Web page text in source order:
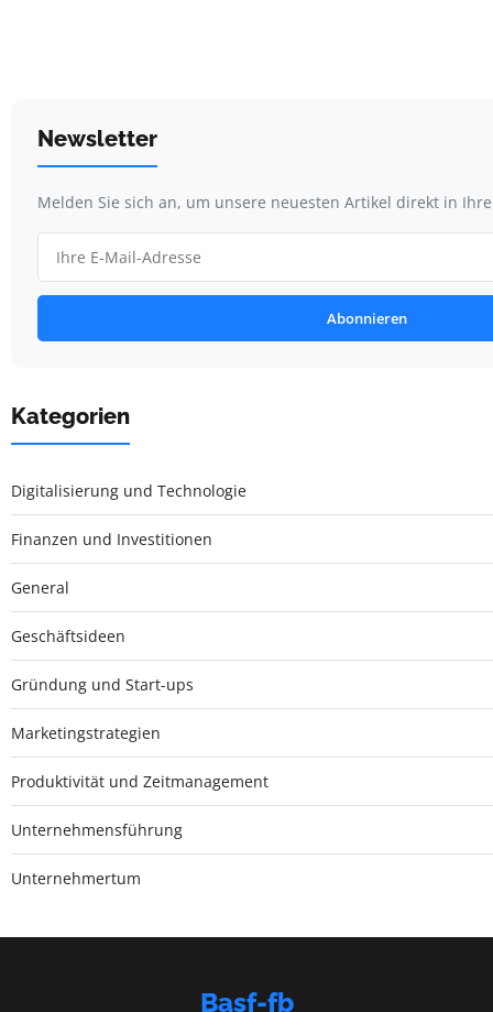
Newsletter
Melden Sie sich an, um unsere neuesten Artikel direkt in
Abonnieren
Kategorien
Digitalisierung und Technologie
Finanzen und Investitionen
General
Geschäftsideen
Gründung und Start-ups
Marketingstrategien
Produktivität und Zeitmanagement
Unternehmensführung
Unternehmertum
Basf-fb